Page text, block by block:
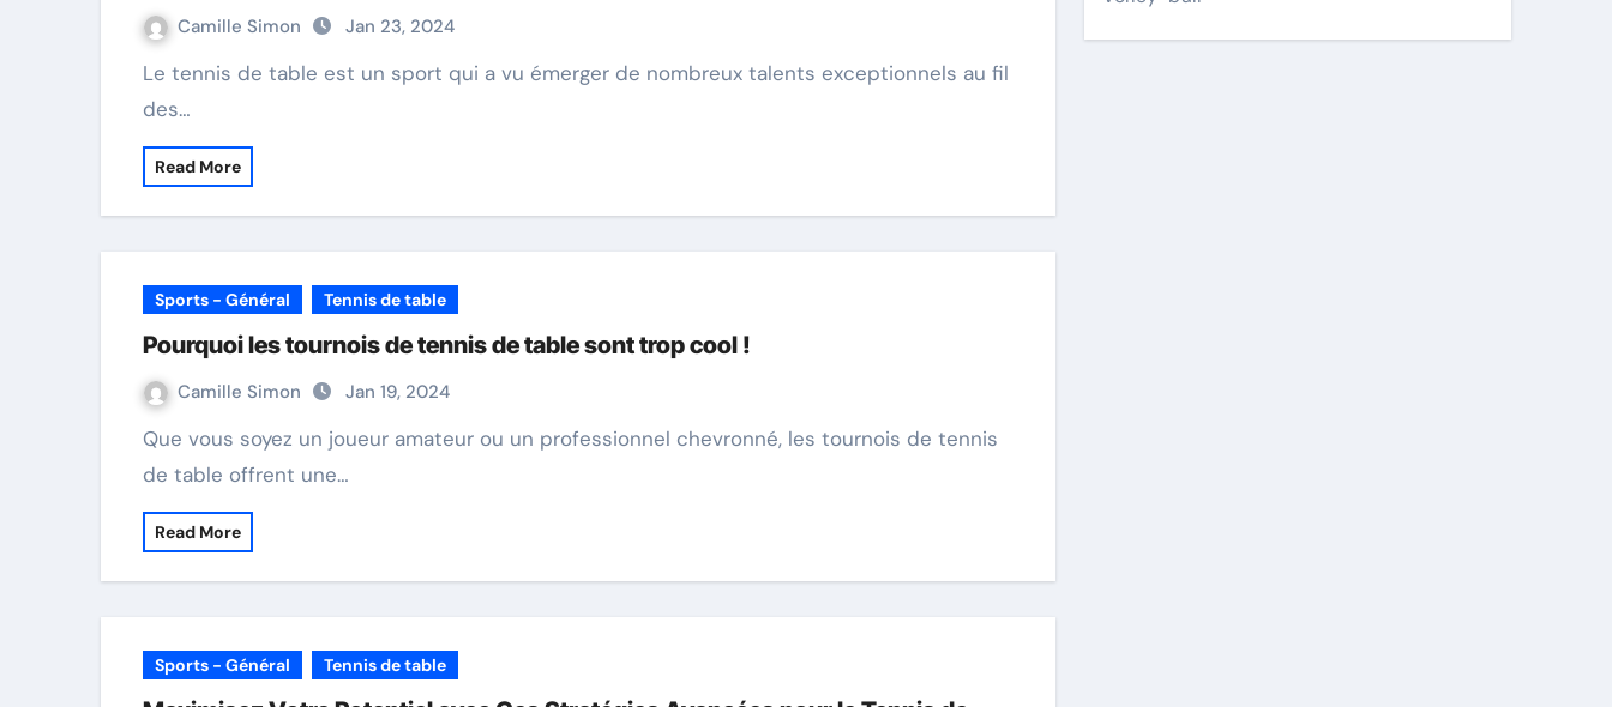
Camille Simon Jan 23, 2024
Le tennis de table est un sport qui a vu émerger de nombreux talents exceptionnels au fil
des…
Read More
Sports - Général Tennis de table
Pourquoi les tournois de tennis de table sont trop cool !
Camille Simon Jan 19, 2024
Que vous soyez un joueur amateur ou un professionnel chevronné, les tournois de tennis
de table offrent une…
Read More
Sports - Général Tennis de table